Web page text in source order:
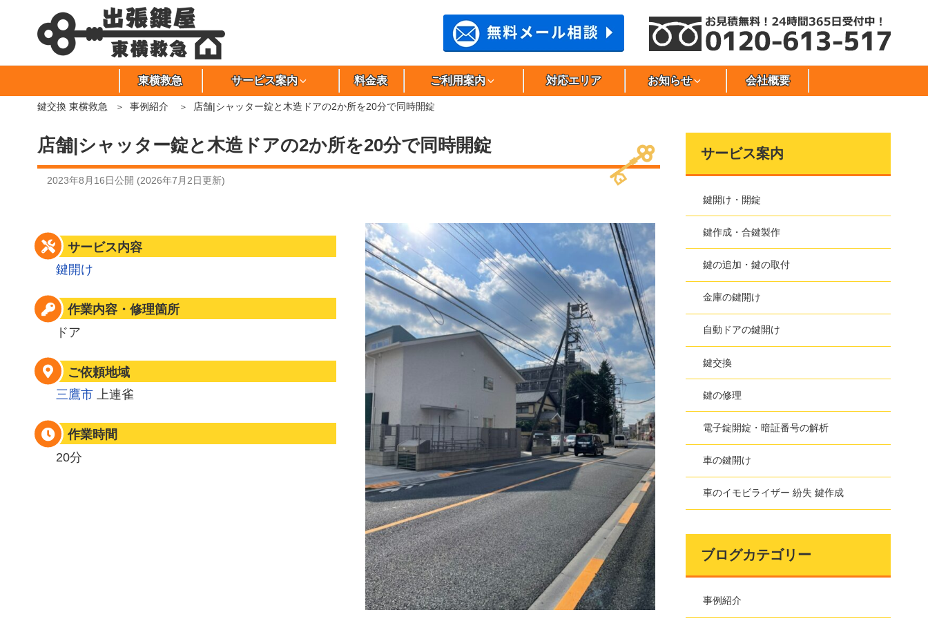
東横救急 サービス案内 料金表 ご利用案内 対応エリア お知らせ 会社概要
鍵交換 東横救急 事例紹介 店舗|シャッター錠と木造ドアの2か所を20分で同時開錠
店舗|シャッター錠と木造ドアの2か所を20分で同時開錠
2023年8月16日公開 (2026年7月2日更新)
サービス内容
鍵開け
作業内容・修理箇所
ドア
ご依頼地域
三鷹市 上連雀
作業時間
20分
サービス案内
鍵開け・開錠
鍵作成・合鍵製作
鍵の追加・鍵の取付
金庫の鍵開け
自動ドアの鍵開け
鍵交換
鍵の修理
電子錠開錠・暗証番号の解析
車の鍵開け
車のイモビライザー 紛失 鍵作成
ブログカテゴリー
事例紹介